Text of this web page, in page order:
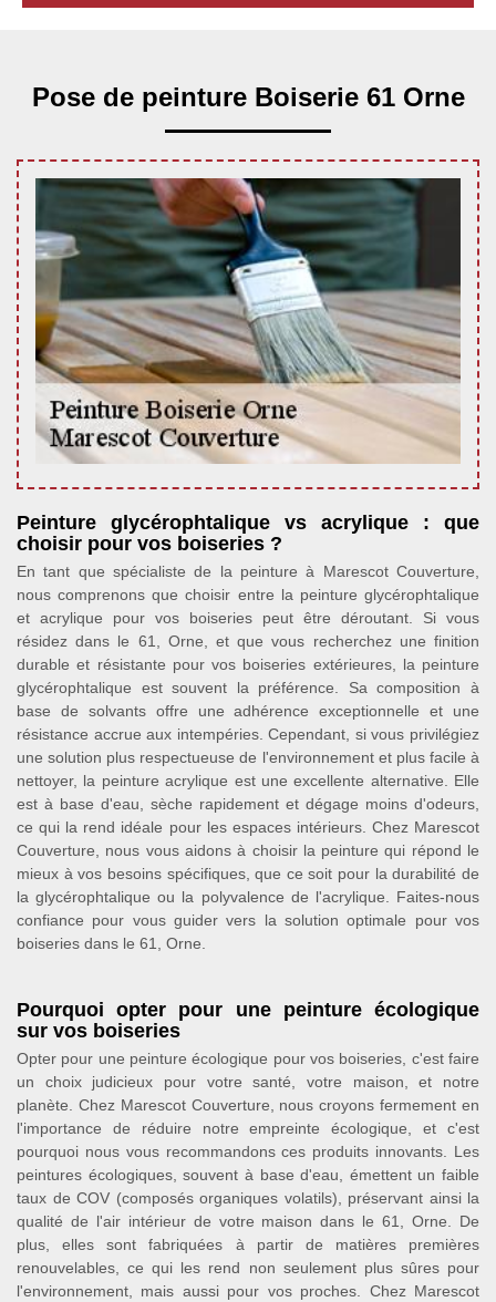
Pose de peinture Boiserie 61 Orne
Peinture glycérophtalique vs acrylique : que
choisir pour vos boiseries ?
En tant que spécialiste de la peinture à Marescot Couverture,
nous comprenons que choisir entre la peinture glycérophtalique
et acrylique pour vos boiseries peut être déroutant. Si vous
résidez dans le 61, Orne, et que vous recherchez une finition
durable et résistante pour vos boiseries extérieures, la peinture
glycérophtalique est souvent la préférence. Sa composition à
base de solvants offre une adhérence exceptionnelle et une
résistance accrue aux intempéries. Cependant, si vous privilégiez
une solution plus respectueuse de l'environnement et plus facile à
nettoyer, la peinture acrylique est une excellente alternative. Elle
est à base d'eau, sèche rapidement et dégage moins d'odeurs,
ce qui la rend idéale pour les espaces intérieurs. Chez Marescot
Couverture, nous vous aidons à choisir la peinture qui répond le
mieux à vos besoins spécifiques, que ce soit pour la durabilité de
la glycérophtalique ou la polyvalence de l'acrylique. Faites-nous
confiance pour vous guider vers la solution optimale pour vos
boiseries dans le 61, Orne.
Pourquoi opter pour une peinture écologique
sur vos boiseries
Opter pour une peinture écologique pour vos boiseries, c'est faire
un choix judicieux pour votre santé, votre maison, et notre
planète. Chez Marescot Couverture, nous croyons fermement en
l'importance de réduire notre empreinte écologique, et c'est
pourquoi nous vous recommandons ces produits innovants. Les
peintures écologiques, souvent à base d'eau, émettent un faible
taux de COV (composés organiques volatils), préservant ainsi la
qualité de l'air intérieur de votre maison dans le 61, Orne. De
plus, elles sont fabriquées à partir de matières premières
renouvelables, ce qui les rend non seulement plus sûres pour
l'environnement, mais aussi pour vos proches. Chez Marescot